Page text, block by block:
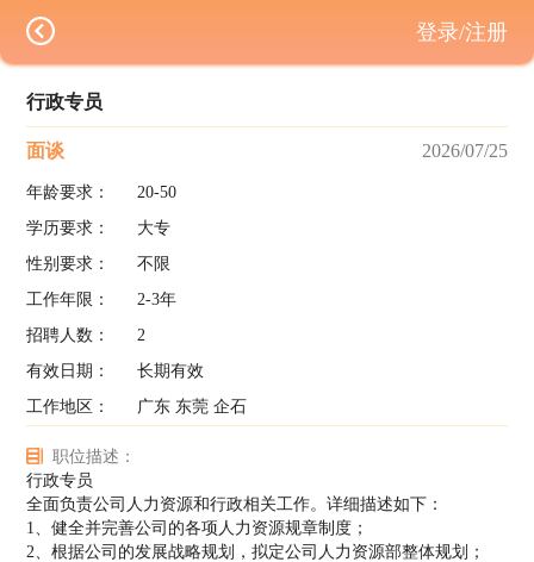
行政专员
面谈 2026/07/25
年龄要求：
20-50
学历要求：
大专
性别要求：
不限
工作年限：
2-3年
招聘人数：
2
有效日期：
长期有效
工作地区：
广东 东莞 企石
职位描述：
行政专员
全面负责公司人力资源和行政相关工作。详细描述如下：
1、健全并完善公司的各项人力资源规章制度；
2、根据公司的发展战略规划，拟定公司人力资源部整体规划；
登录/注册